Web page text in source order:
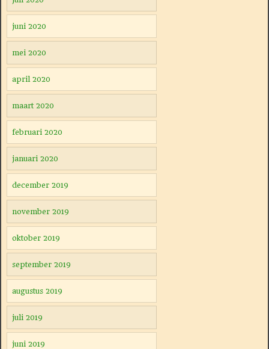
juni 2020
mei 2020
april 2020
maart 2020
februari 2020
januari 2020
december 2019
november 2019
oktober 2019
september 2019
augustus 2019
juli 2019
juni 2019